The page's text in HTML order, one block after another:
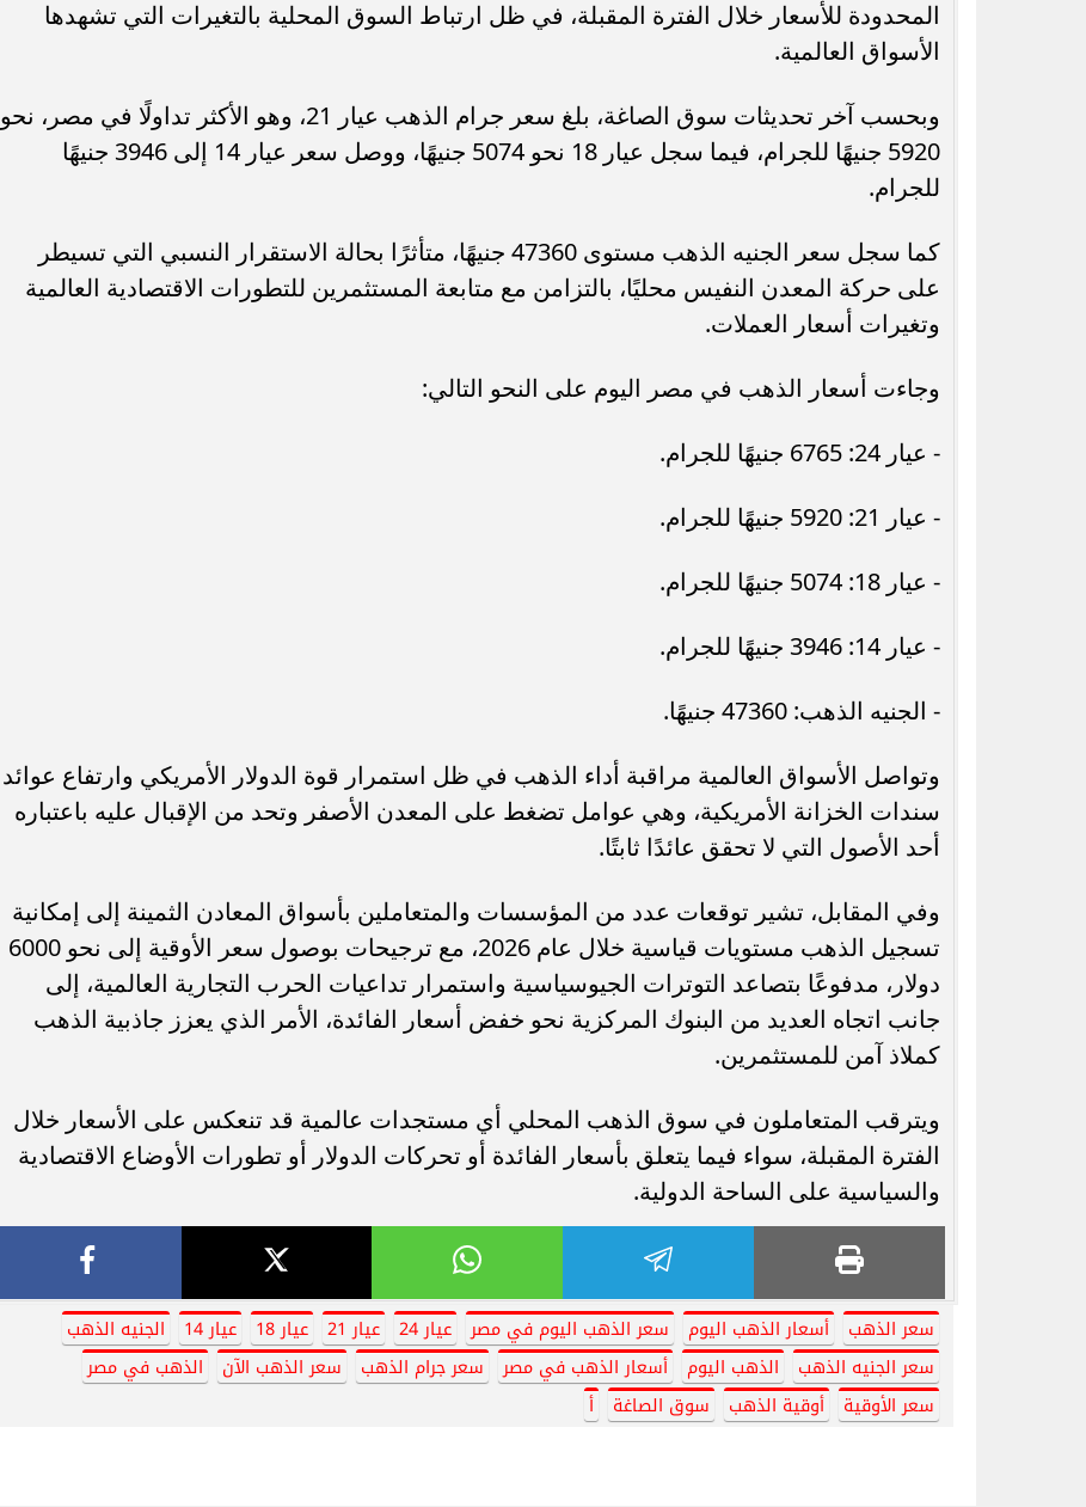
المحدودة للأسعار خلال الفترة المقبلة، في ظل ارتباط السوق المحلية بالتغيرات التي تشهدها
الأسواق العالمية.
وبحسب آخر تحديثات سوق الصاغة، بلغ سعر جرام الذهب عيار 21، وهو الأكثر تداولًا في مصر، نحو
5920 جنيهًا للجرام، فيما سجل عيار 18 نحو 5074 جنيهًا، ووصل سعر عيار 14 إلى 3946 جنيهًا
للجرام.
كما سجل سعر الجنيه الذهب مستوى 47360 جنيهًا، متأثرًا بحالة الاستقرار النسبي التي تسيطر
على حركة المعدن النفيس محليًا، بالتزامن مع متابعة المستثمرين للتطورات الاقتصادية العالمية
وتغيرات أسعار العملات.
وجاءت أسعار الذهب في مصر اليوم على النحو التالي:
- عيار 24: 6765 جنيهًا للجرام.
- عيار 21: 5920 جنيهًا للجرام.
- عيار 18: 5074 جنيهًا للجرام.
- عيار 14: 3946 جنيهًا للجرام.
- الجنيه الذهب: 47360 جنيهًا.
وتواصل الأسواق العالمية مراقبة أداء الذهب في ظل استمرار قوة الدولار الأمريكي وارتفاع عوائد
سندات الخزانة الأمريكية، وهي عوامل تضغط على المعدن الأصفر وتحد من الإقبال عليه باعتباره
أحد الأصول التي لا تحقق عائدًا ثابتًا.
وفي المقابل، تشير توقعات عدد من المؤسسات والمتعاملين بأسواق المعادن الثمينة إلى إمكانية
تسجيل الذهب مستويات قياسية خلال عام 2026، مع ترجيحات بوصول سعر الأوقية إلى نحو 6000
دولار، مدفوعًا بتصاعد التوترات الجيوسياسية واستمرار تداعيات الحرب التجارية العالمية، إلى
جانب اتجاه العديد من البنوك المركزية نحو خفض أسعار الفائدة، الأمر الذي يعزز جاذبية الذهب
كملاذ آمن للمستثمرين.
ويترقب المتعاملون في سوق الذهب المحلي أي مستجدات عالمية قد تنعكس على الأسعار خلال
الفترة المقبلة، سواء فيما يتعلق بأسعار الفائدة أو تحركات الدولار أو تطورات الأوضاع الاقتصادية
والسياسية على الساحة الدولية.
سعر الذهب أسعار الذهب اليوم سعر الذهب اليوم في مصر عيار 24 عيار 21 عيار 18 عيار 14
الجنيه الذهب
سعر الجنيه الذهب
الذهب اليوم أسعار الذهب في مصر سعر جرام الذهب سعر الذهب الآن
الذهب في مصر
سعر الأوقية
أوقية الذهب سوق الصاغة أ
رسميًا.. جدول امتحانات الشهادة الإعدادية